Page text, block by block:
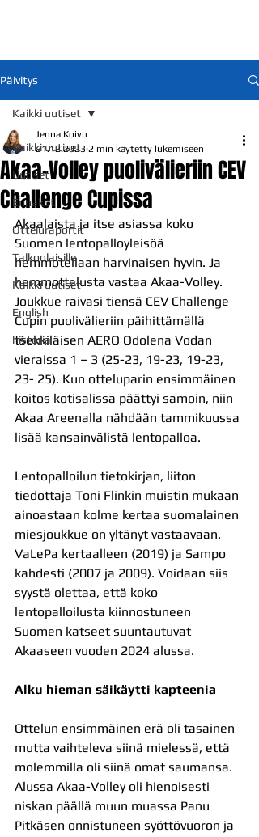
Päivitys
Kaikki uutiset
Uutiset
Ennakot
Otteluraportit
Talkoolaisille
Kaikki uutiset
English
historia
Kaikki uutiset
Akaa-Volley puolivälieriin CEV
Challenge Cupissa
Jenna Koivu
21.12.2023 2 min käytetty lukemiseen
Akaalaista ja itse asiassa koko
Suomen lentopalloyleisöä
hemmotellaan harvinaisen hyvin. Ja
hemmottelusta vastaa Akaa-Volley.
Joukkue raivasi tiensä CEV Challenge
Cupin puolivälieriin päihittämällä
tšekkiläisen AERO Odolena Vodan
vieraissa 1 – 3 (25-23, 19-23, 19-23,
23- 25). Kun otteluparin ensimmäinen
koitos kotisalissa päättyi samoin, niin
Akaa Areenalla nähdään tammikuussa
lisää kansainvälistä lentopalloa.
Lentopalloilun tietokirjan, liiton
tiedottaja Toni Flinkin muistin mukaan
ainoastaan kolme kertaa suomalainen
miesjoukkue on yltänyt vastaavaan.
VaLePa kertaalleen (2019) ja Sampo
kahdesti (2007 ja 2009). Voidaan siis
syystä olettaa, että koko
lentopalloilusta kiinnostuneen
Suomen katseet suuntautuvat
Akaaseen vuoden 2024 alussa.
Alku hieman säikäytti kapteenia
Ottelun ensimmäinen erä oli tasainen
mutta vaihteleva siinä mielessä, että
molemmilla oli siinä omat saumansa.
Alussa Akaa-Volley oli hienoisesti
niskan päällä muun muassa Panu
Pitkäsen onnistuneen syöttövuoron ja